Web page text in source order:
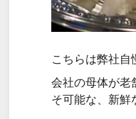
こちらは弊社自
会社の母体が老
そ可能な、新鮮